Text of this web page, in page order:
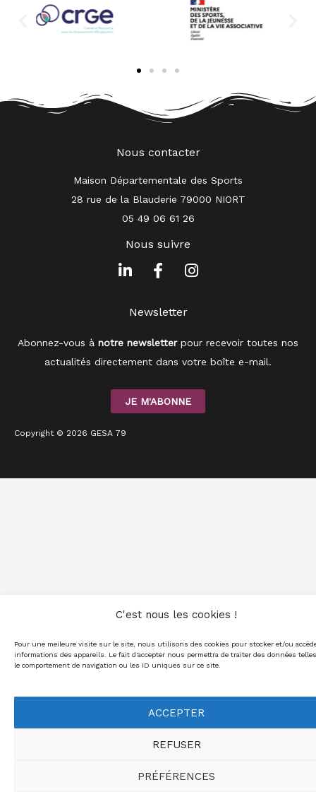
C'est nous les cookies !
Pour une meileure visite sur le site, nous utilisons des cookies pour stocker et/ou
informations des appareils. Le fait d'accepter nous permettra de traiter des données
le comportement de navigation ou les ID uniques sur ce site.
ACCEPTER
REFUSER
PRÉFÉRENCES
Nous contacter
Maison Départementale des Sports
28 rue de la Blauderie 79000 NIORT
05 49 06 61 26
Nous suivre
L
k
d
i
-
i
F
e
o
o
-
f
I
g
r
m
Newsletter
Abonnez-vous à notre newsletterpour recevoir toutes nos
actualités directement dans votre boîte e-mail.
JE M'ABONNE
Copyright © 2026 GESA 79